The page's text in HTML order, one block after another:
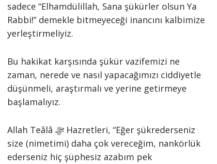
sadece “Elhamdülillah, Sana şükürler olsun Ya
Rabbi!” demekle bitmeyeceği inancını kalbimize
yerleştirmeliyiz.
Bu hakikat karşısında şükür vazifemizi ne
zaman, nerede ve nasıl yapacağımızı ciddiyetle
düşünmeli, araştırmalı ve yerine getirmeye
başlamalıyız.
Allah Teâlâ ﷻ Hazretleri, “Eğer şükrederseniz
size (nimetimi) daha çok vereceğim, nankörlük
ederseniz hiç şüphesiz azabım pek